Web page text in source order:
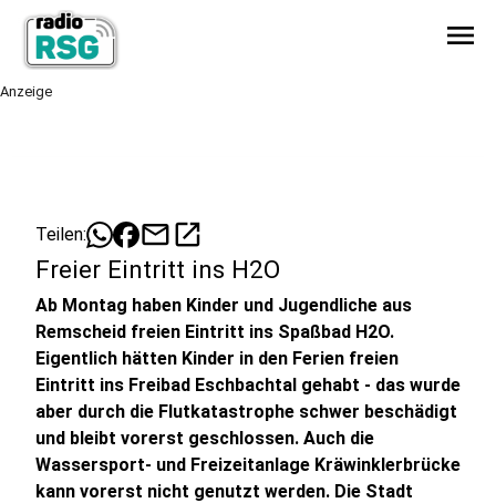
menu
Anzeige
Teilen: mailopen_in_new
Freier Eintritt ins H2O
Ab Montag haben Kinder und Jugendliche aus
Remscheid freien Eintritt ins Spaßbad H2O.
Eigentlich hätten Kinder in den Ferien freien
Eintritt ins Freibad Eschbachtal gehabt - das wurde
aber durch die Flutkatastrophe schwer beschädigt
und bleibt vorerst geschlossen. Auch die
Wassersport- und Freizeitanlage Kräwinklerbrücke
kann vorerst nicht genutzt werden. Die Stadt